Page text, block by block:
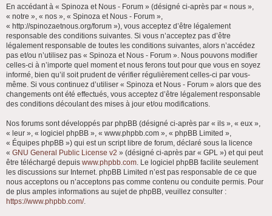
En accédant à « Spinoza et Nous - Forum » (désigné ci-après par « nous »,
« notre », « nos », « Spinoza et Nous - Forum »,
« http://spinozaetnous.org/forum »), vous acceptez d’être légalement
responsable des conditions suivantes. Si vous n’acceptez pas d’être
légalement responsable de toutes les conditions suivantes, alors n’accédez
pas et/ou n’utilisez pas « Spinoza et Nous - Forum ». Nous pouvons modifier
celles-ci à n’importe quel moment et nous ferons tout pour que vous en soyez
informé, bien qu’il soit prudent de vérifier régulièrement celles-ci par vous-
même. Si vous continuez d’utiliser « Spinoza et Nous - Forum » alors que des
changements ont été effectués, vous acceptez d’être légalement responsable
des conditions découlant des mises à jour et/ou modifications.
Nos forums sont développés par phpBB (désigné ci-après par « ils », « eux »,
« leur », « logiciel phpBB », « www.phpbb.com », « phpBB Limited »,
« Équipes phpBB ») qui est un script libre de forum, déclaré sous la licence
« GNU General Public License v2 » (désigné ci-après par « GPL ») et qui peut
être téléchargé depuis www.phpbb.com. Le logiciel phpBB facilite seulement
les discussions sur Internet. phpBB Limited n’est pas responsable de ce que
nous acceptons ou n’acceptons pas comme contenu ou conduite permis. Pour
de plus amples informations au sujet de phpBB, veuillez consulter :
https://www.phpbb.com/.